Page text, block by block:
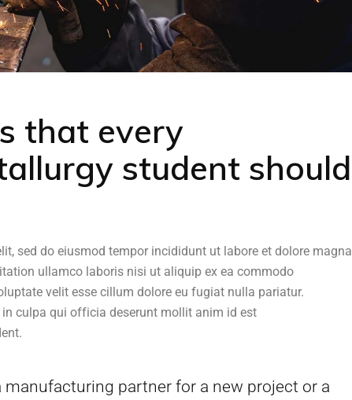
that every
student should
sed do eiusmod tempor incididunt ut labore et dolore magna
ullamco laboris nisi ut aliquip ex ea commodo
velit esse cillum dolore eu fugiat nulla pariatur.
culpa qui officia deserunt mollit anim id est
partner for a new project or a